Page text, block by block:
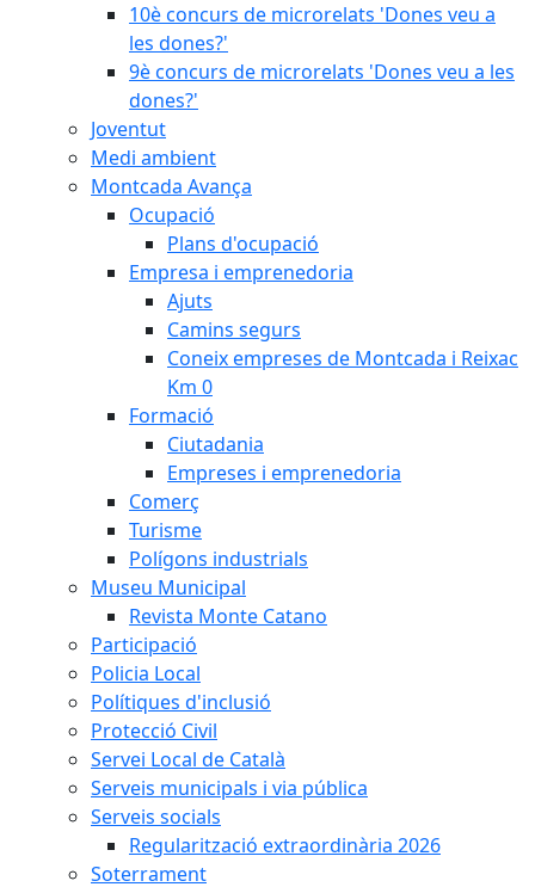
10è concurs de microrelats 'Dones veu a
les dones?'
9è concurs de microrelats 'Dones veu a les
dones?'
Joventut
Medi ambient
Montcada Avança
Ocupació
Plans d'ocupació
Empresa i emprenedoria
Ajuts
Camins segurs
Coneix empreses de Montcada i Reixac
Km 0
Formació
Ciutadania
Empreses i emprenedoria
Comerç
Turisme
Polígons industrials
Museu Municipal
Revista Monte Catano
Participació
Policia Local
Polítiques d'inclusió
Protecció Civil
Servei Local de Català
Serveis municipals i via pública
Serveis socials
Regularització extraordinària 2026
Soterrament